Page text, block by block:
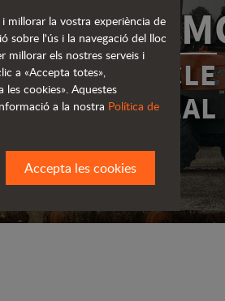
DE
TEU VEHICLE
IDEAL
millorar la vostra experiència de
sobre l'ús i la navegació del lloc
millorar els nostres serveis i
a «Accepta totes»,
cookies». Aquestes
a la nostra Política de
Accepta les cookies